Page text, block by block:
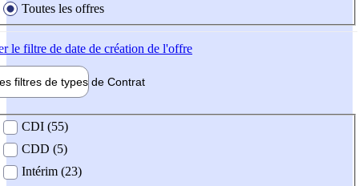
Toutes les offres
le filtre de date de création de l'offre
filtres de types de Contrat
contrat
CDI (55)
CDD (5)
Intérim (23)